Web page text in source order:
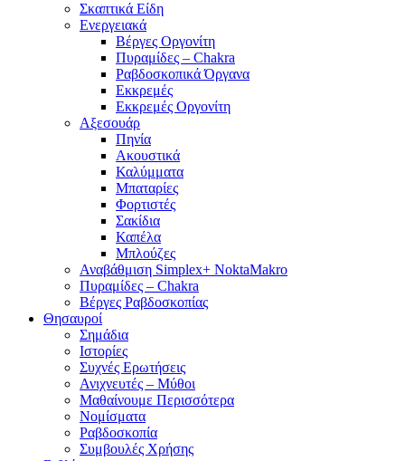
Σκαπτικά Είδη
Ενεργειακά
Βέργες Οργονίτη
Πυραμίδες – Chakra
Ραβδοσκοπικά Όργανα
Εκκρεμές
Εκκρεμές Οργονίτη
Αξεσουάρ
Πηνία
Ακουστικά
Καλύμματα
Μπαταρίες
Φορτιστές
Σακίδια
Καπέλα
Μπλούζες
Αναβάθμιση Simplex+ NoktaMakro
Πυραμίδες – Chakra
Βέργες Ραβδοσκοπίας
Θησαυροί
Σημάδια
Ιστορίες
Συχνές Ερωτήσεις
Ανιχνευτές – Μύθοι
Μαθαίνουμε Περισσότερα
Νομίσματα
Ραβδοσκοπία
Συμβουλές Χρήσης